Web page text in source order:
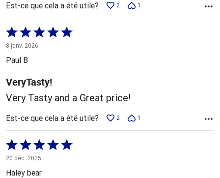
Est-ce que cela a été utile? 2 1
Coté
5 sur
5
8 janv. 2026
Paul B
VeryTasty!
Very Tasty and a Great price!
Est-ce que cela a été utile? 2 1
Coté
5 sur
5
20 déc. 2025
Haley bear